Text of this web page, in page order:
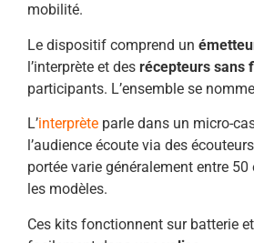
mobilité.
Le dispositif comprend un
l’interprète et des récepteurs sans
participants. L’ensemble se
L’interprète parle dans un micro-
l’audience écoute via des
portée varie généralement entre
les modèles.
Ces kits fonctionnent sur batterie